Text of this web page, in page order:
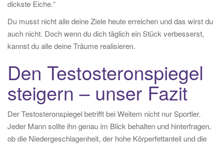
dickste Eiche.“
Du musst nicht alle deine Ziele heute erreichen und das wirst du
auch nicht. Doch wenn du dich täglich ein Stück verbesserst,
kannst du alle deine Träume realisieren.
Den Testosteronspiegel
steigern – unser Fazit
Der Testosteronspiegel betrifft bei Weitem nicht nur Sportler.
Jeder Mann sollte ihn genau im Blick behalten und hinterfragen,
ob die Niedergeschlagenheit, der hohe Körperfettanteil und die